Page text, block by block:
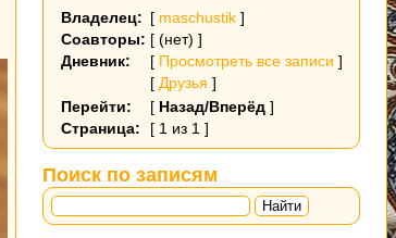
Владелец: [ maschustik]
Соавторы: [ (нет) ]
Дневник:
[ Просмотреть все записи ]
[ Друзья ]
Перейти:
[ Назад/Вперёд]
Страница:
[ 1 из 1 ]
Поиск по записям
Найти